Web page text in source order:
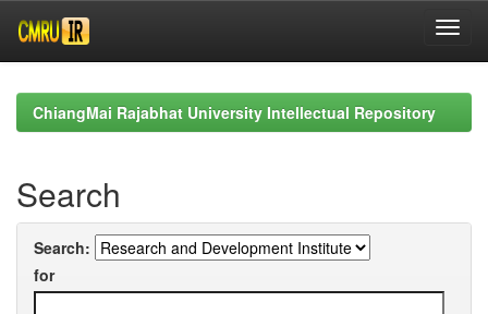
navigationChiangMai Rajabhat University Intellectual Repository
Search
Search:
for